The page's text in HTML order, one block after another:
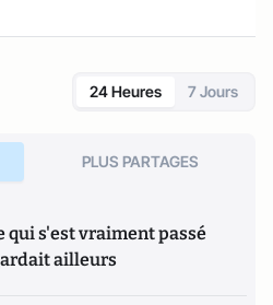
24 Heures 7 Jours
PLUS PARTAGES
qui s'est vraiment passé
ailleurs